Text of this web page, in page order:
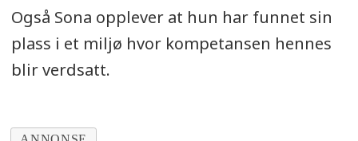
Også Sona opplever at hun har funnet sin
plass i et miljø hvor kompetansen hennes
blir verdsatt.